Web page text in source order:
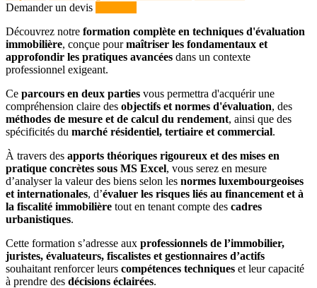
Demander un devis
Découvrez notre formation complète en techniques d'évaluation
immobilière, conçue pourmaîtriser les fondamentaux et
approfondir les pratiques avancées dans un contexte
professionnel exigeant.
Ce parcours en deux parties vous permettra d'acquérir une
compréhension claire des objectifs et normes d'évaluation, des
méthodes de mesure et de calcul du rendement, ainsi que des
spécificités du marché résidentiel, tertiaire et commercial.
À travers des apports théoriques rigoureux et des mises en
pratique concrètes sous MS Excel, vous serez en mesure
d’analyser la valeur des biens selon les normes luxembourgeoises
et internationales, d’évaluer les risques liés au financement et à
la fiscalité immobilière tout en tenant compte des cadres
urbanistiques.
Cette formation s’adresse aux professionnels de l’immobilier,
juristes, évaluateurs, fiscalistes et gestionnaires d’actifs
souhaitant renforcer leurs compétences techniques et leur capacité
à prendre des décisions éclairées.